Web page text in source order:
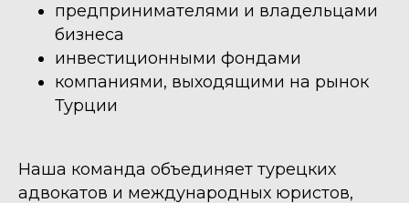
предпринимателями и владельцами
бизнеса
инвестиционными фондами
компаниями, выходящими на рынок
Турции
Наша команда объединяет турецких
адвокатов и международных юристов,
сопровождение покупки
земельных участков под
строительство в Турции